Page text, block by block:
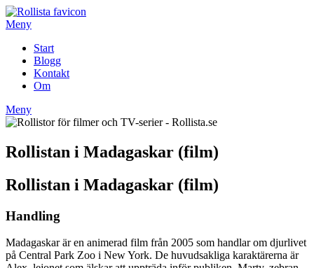
Hoppa
till
Meny
Start
Blogg
Kontakt
Om
Meny
Rollistan i Madagaskar (film)
Rollistan i Madagaskar (film)
Handling
Madagaskar är en animerad film från 2005 som handlar om djurlivet
på Central Park Zoo i New York. De huvudsakliga karaktärerna är